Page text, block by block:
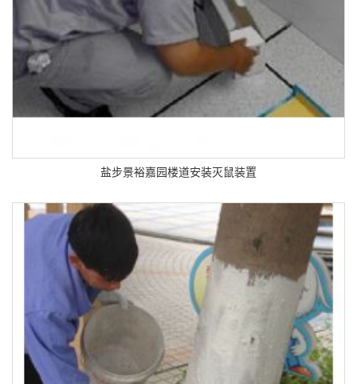
盐步景裕嘉园楼道安装灭鼠装置